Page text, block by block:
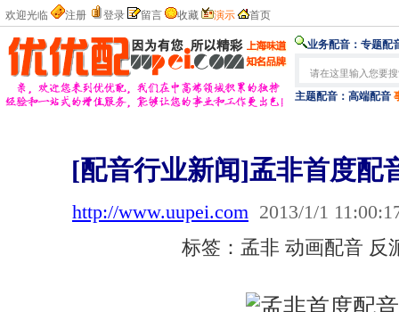
欢迎光临 注册 登录 留言 收藏 演示 首页
业务配音： 专题配
主题配音： 高端配音
[配音行业新闻]孟非首度配
http://www.uupei.com 2013/1/1
标签：孟非 动画配音 反